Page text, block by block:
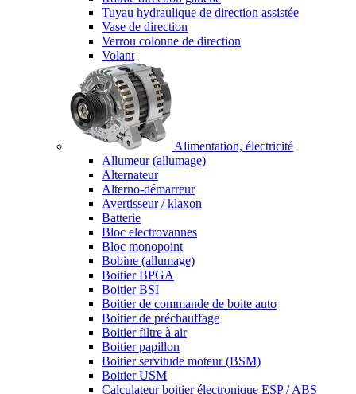
Tuyau hydraulique de direction assistée
Vase de direction
Verrou colonne de direction
Volant
Alimentation, électricité
Allumeur (allumage)
Alternateur
Alterno-démarreur
Avertisseur / klaxon
Batterie
Bloc electrovannes
Bloc monopoint
Bobine (allumage)
Boitier BPGA
Boitier BSI
Boitier de commande de boite auto
Boitier de préchauffage
Boitier filtre à air
Boitier papillon
Boitier servitude moteur (BSM)
Boitier USM
Calculateur boitier électronique ESP / ABS